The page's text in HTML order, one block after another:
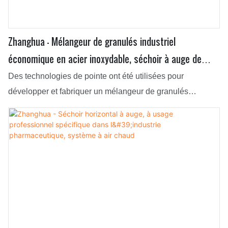
Zhanghua - Mélangeur de granulés industriel
économique en acier inoxydable, séchoir à auge de
type à palettes, système à air chaud
Des technologies de pointe ont été utilisées pour
développer et fabriquer un mélangeur de granulés
industriel en acier inoxydable économique, de type à
palettes et en forme d'auge. Ayant été testé à plusieurs
reprises, Zhanghua est capable de donner le meilleur de